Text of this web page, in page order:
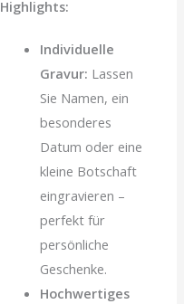
Highlights:
Individuelle
Gravur: Lassen
Sie Namen, ein
besonderes
Datum oder eine
kleine Botschaft
eingravieren –
perfekt für
persönliche
Geschenke.
Hochwertiges